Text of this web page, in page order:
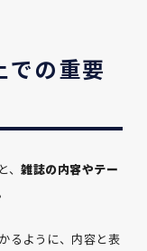
での重要
と、雑誌の内容やテー
るように、 内容と表